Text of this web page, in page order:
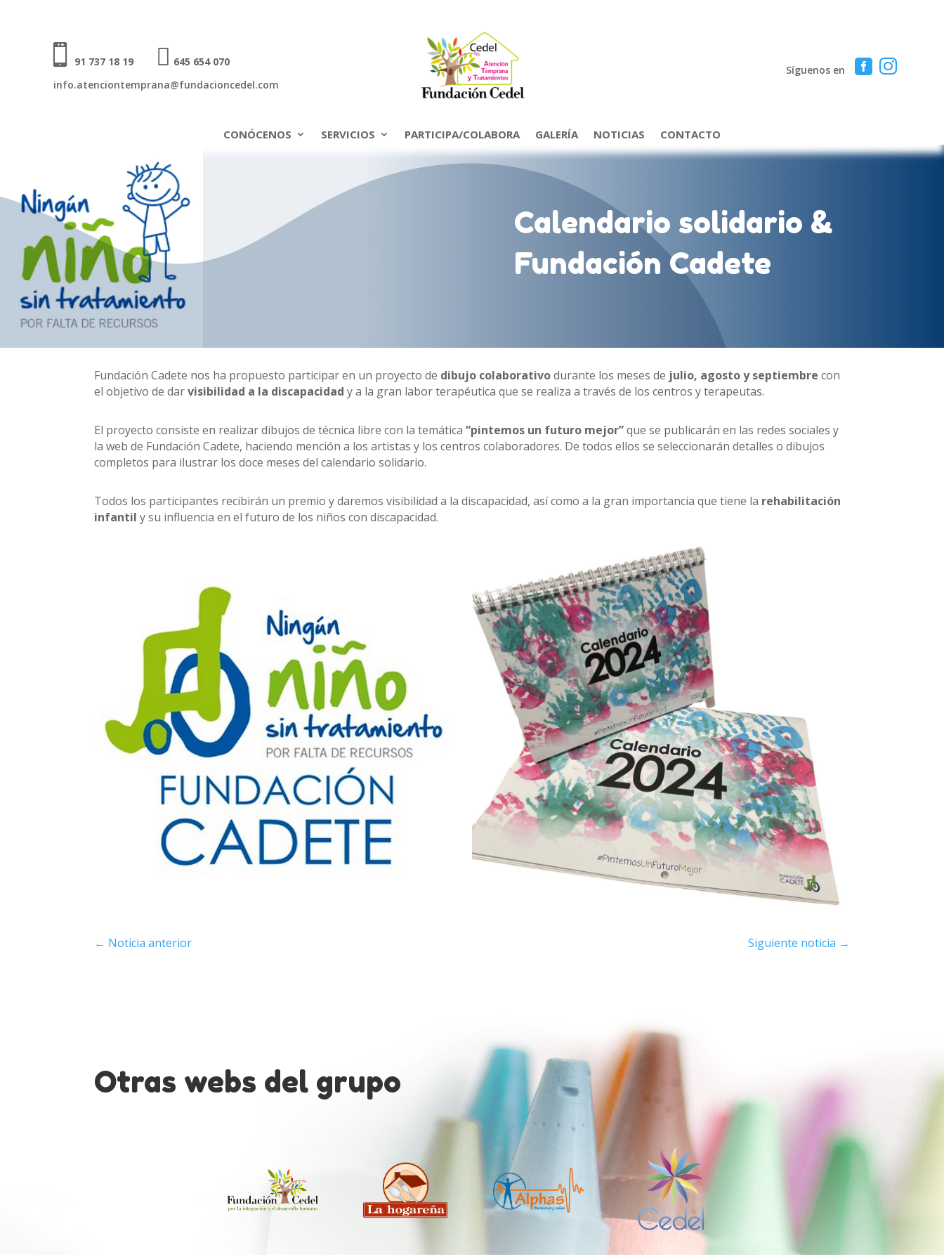
 91 737 18 19  645 654 070
info.atenciontemprana@fundacioncedel.com
Síguenos en  
CONÓCENOS SERVICIOS PARTICIPA/COLABORA GALERÍA NOTICIAS CONTACTO
Calendario solidario &
Fundación Cadete
Fundación Cadete nos ha propuesto participar en un proyecto de dibujo colaborativodurante los meses de julio, agosto y septiembre con
el objetivo de darvisibilidad a la discapacidad y a la gran labor terapéutica que se realiza a través de los centros y terapeutas.
El proyecto consiste en realizar dibujos de técnica libre con la temática“pintemos un futuro mejor”que se publicarán en las redes sociales y
la web de Fundación Cadete, haciendo mención a los artistas y los centros colaboradores. De todos ellos se seleccionarán detalles o dibujos
completos para ilustrar los doce meses del calendario solidario.
Todos los participantes recibirán un premio y daremos visibilidad a la discapacidad, así como a la gran importancia que tiene la rehabilitación
infantily su influencia en el futuro de los niños con discapacidad.
← Noticia anterior Siguiente noticia →
Otras webs del grupo